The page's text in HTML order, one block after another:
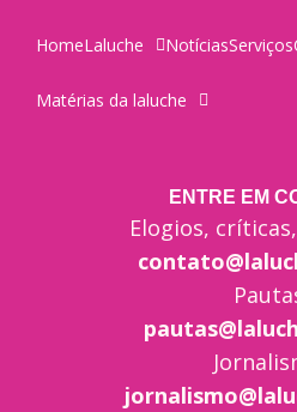
HomeLaluche NotíciasServiços
Matérias da laluche
ENTRE EM
Elogios,